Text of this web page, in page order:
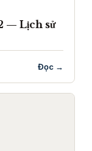
— Lịch sử
Đọc →